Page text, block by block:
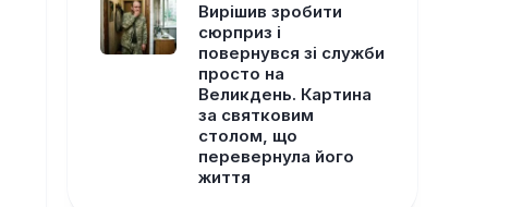
Вирішив зробити
сюрприз і
повернувся зі служби
просто на
Великдень. Картина
за святковим
столом, що
перевернула його
життя